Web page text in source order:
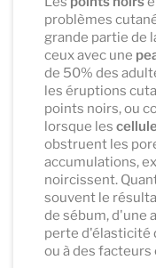
problèmes
grande partie de
ceux avec une
de 50% des
les éruptions
points noirs, ou
lorsque les
obstruent les
accumulations,
noircissent.
souvent le
de sébum, d'une
perte d'élasticité
ou à des